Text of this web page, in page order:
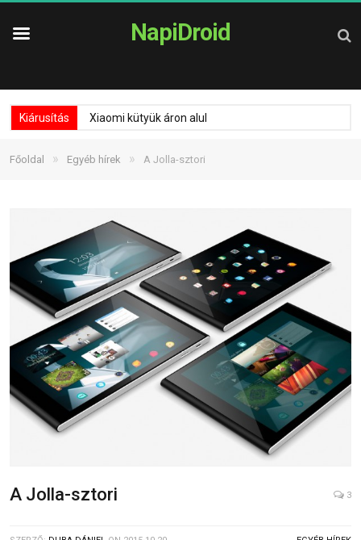
NapiDroid
Kiárusítás Xiaomi kütyük áron alul
Főoldal » Egyéb hírek » A Jolla-sztori
A Jolla-sztori 3